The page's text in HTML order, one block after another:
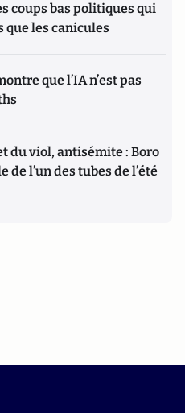
coups bas politiques qui
que les canicules
que l’IA n’est pas
du viol, antisémite : Boro
de l’un des tubes de l’été